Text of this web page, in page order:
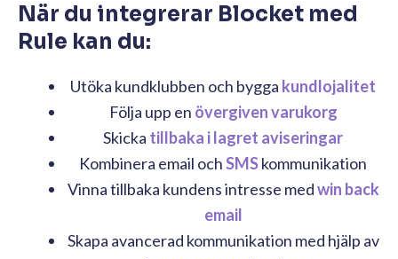
När du integrerar Blocket med
Rule kan du:
Utöka kundklubben och bygga kundlojalitet
Följa upp en övergiven varukorg
Skicka tillbaka i lagret aviseringar
Kombinera email ochSMSkommunikation
Vinna tillbaka kundens intresse medwin back
email
Skapa avancerad kommunikation med hjälp av